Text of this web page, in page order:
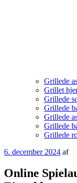
Grillede
Grillet
Grillede
Grillede
Grillede
Grillede
Grillede
Udgivet
6. december 2024 af
Online